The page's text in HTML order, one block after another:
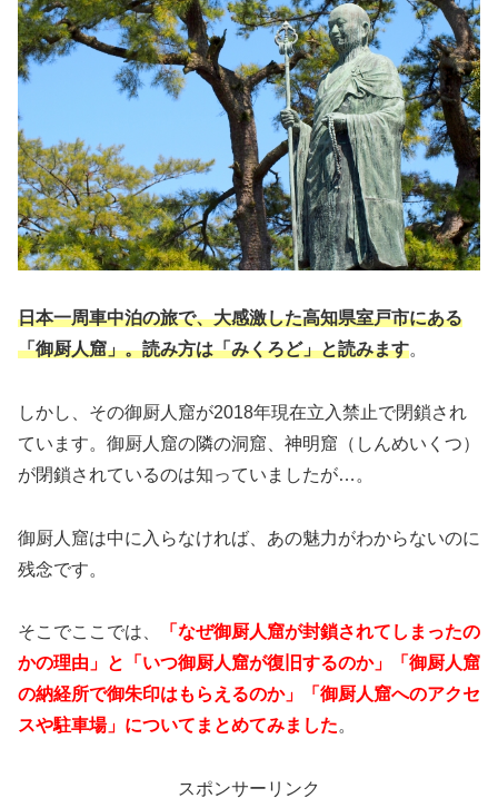
日本一周車中泊の旅で、大感激した高知県室戸市にある
「御厨人窟」。読み方は「みくろど」と読みます。
しかし、その御厨人窟が2018年現在立入禁止で閉鎖され
ています。御厨人窟の隣の洞窟、神明窟（しんめいくつ）
が閉鎖されているのは知っていましたが…。
御厨人窟は中に入らなければ、あの魅力がわからないのに
残念です。
そこでここでは、
「なぜ御厨人窟が封鎖されてしまったの
かの理由」と「いつ御厨人窟が復旧するのか」「御厨人窟
の納経所で御朱印はもらえるのか」「御厨人窟へのアクセ
スや駐車場」についてまとめてみました。
スポンサーリンク